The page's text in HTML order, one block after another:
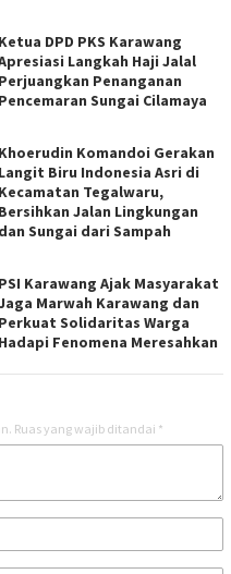
Ketua DPD PKS Karawang
Langkah Haji Jalal
Perjuangkan Penanganan
Pencemaran Sungai Cilamaya
Khoerudin Komandoi Gerakan
Langit Biru Indonesia Asri di
Kecamatan Tegalwaru,
Bersihkan Jalan Lingkungan
dan Sungai dari Sampah
PSI Karawang Ajak Masyarakat
Marwah Karawang dan
Perkuat Solidaritas Warga
Hadapi Fenomena Meresahkan
Ruas yang wajib ditandai *